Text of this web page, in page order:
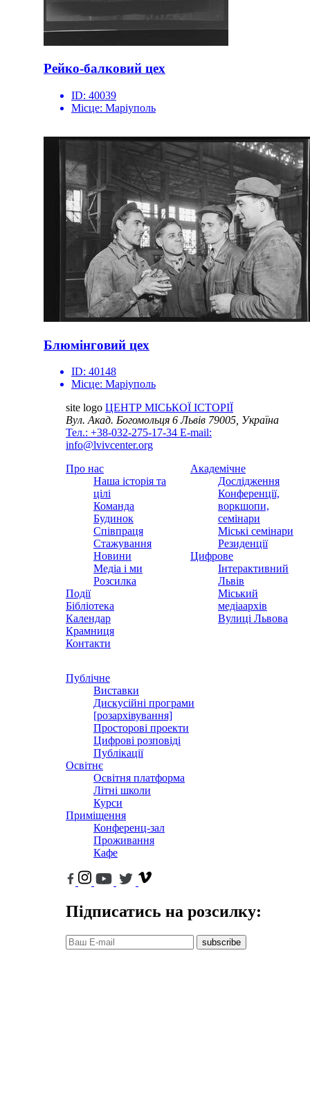
Рейко-балковий цех
ID: 40039
Місце: Маріуполь
Блюмінговий цех
ID: 40148
Місце: Маріуполь
site logo ЦЕНТР МІСЬКОЇ ІСТОРІЇ
Вул. Акад. Богомольця 6Львів 79005, Україна
Тел.: +38-032-275-17-34 E-mail:
info@lvivcenter.org
Про нас
Наша історія та
цілі
Команда
Будинок
Співпраця
Стажування
Новини
Медіа і ми
Розсилка
Події
Бібліотека
Календар
Крамниця
Контакти
Академічне
Дослідження
Конференції,
воркшопи,
семінари
Міські семінари
Резиденції
Цифрове
Інтерактивний
Львів
Міський
медіаархів
Вулиці Львова
Публічне
Виставки
Дискусійні програми
[розархівування]
Просторові проекти
Цифрові розповіді
Публікації
Освітнє
Освітня платформа
Літні школи
Курси
Приміщення
Конференц-зал
Проживання
Кафе
Підписатись на розсилку:
subscribe